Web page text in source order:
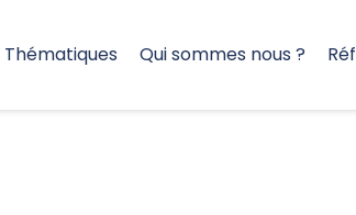
Thématiques Qui sommes nous ?